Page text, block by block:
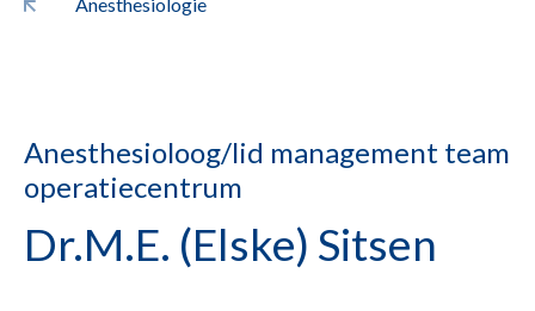
Anesthesioloog/lid management team
operatiecentrum
Dr.M.E. (Elske) Sitsen